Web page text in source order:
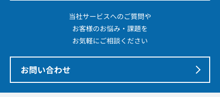
当社サービスへのご質問や
お客様のお悩み・課題を
お気軽にご相談ください
お問い合わせ